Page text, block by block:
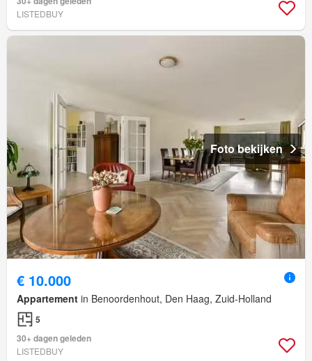
LISTEDBUY
Foto bekijken
€ 10.000
Appartement in Benoordenhout, Den Haag, Zuid-Holland
5
30+ dagen geleden
LISTEDBUY